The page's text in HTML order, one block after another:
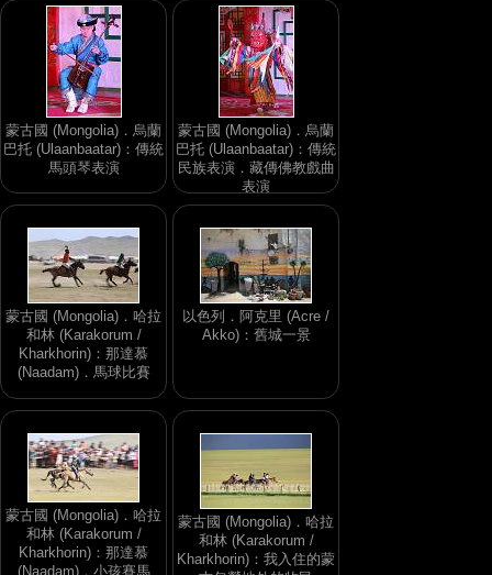
蒙古國 (Mongolia)．烏蘭
巴托 (Ulaanbaatar)：傳統
馬頭琴表演
蒙古國 (Mongolia)．烏蘭
巴托 (Ulaanbaatar)：傳統
民族表演．藏傳佛教戲曲
表演
蒙古國 (Mongolia)．哈拉
和林 (Karakorum /
Kharkhorin)：那達慕
(Naadam)．馬球比賽
以色列．阿克里 (Acre /
Akko)：舊城一景
蒙古國 (Mongolia)．哈拉
和林 (Karakorum /
Kharkhorin)：那達慕
(Naadam)．小孩賽馬
蒙古國 (Mongolia)．哈拉
和林 (Karakorum /
Kharkhorin)：我入住的蒙